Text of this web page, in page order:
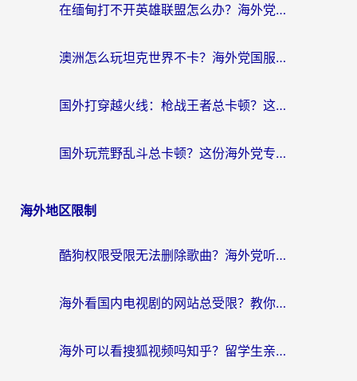
在缅甸打不开英雄联盟怎么办？海外党亲测有效的国服游戏加速指南
澳洲怎么玩坦克世界不卡？海外党国服游戏加速终极指南（附逆战奇妙碰碰车解决方案）
国外打穿越火线：枪战王者总卡顿？这篇加速器推荐下载指南帮你解决延迟难题
国外玩荒野乱斗总卡顿？这份海外党专属的国服游戏加速攻略请收好
海外地区限制
酷狗权限受限无法删除歌曲？海外党听国内音乐的终极解决方案来了
海外看国内电视剧的网站总受限？教你选对回国加速器，轻松追热剧
海外可以看搜狐视频吗知乎？留学生亲测有效的回国加速器选择指南